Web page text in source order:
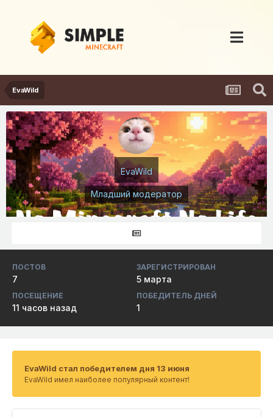
EvaWild
EvaWild
Младший модератор
ПОСТОВ
7
ЗАРЕГИСТРИРОВАН
5 марта
ПОСЕЩЕНИЕ
11 часов назад
ПОБЕДИТЕЛЬ ДНЕЙ
1
EvaWild стал победителем дня 13 июня
EvaWild имел наиболее популярный контент!